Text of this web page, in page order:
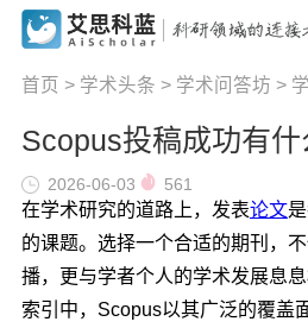
首页 > 学术头条 > 学术问答坊 >
Scopus投稿成功有什
2026-06-03 561
在学术研究的道路上，发表论文
的课题。选择一个合适的期刊，
播，更与学者个人的学术发展息
索引中，Scopus以其广泛的覆盖